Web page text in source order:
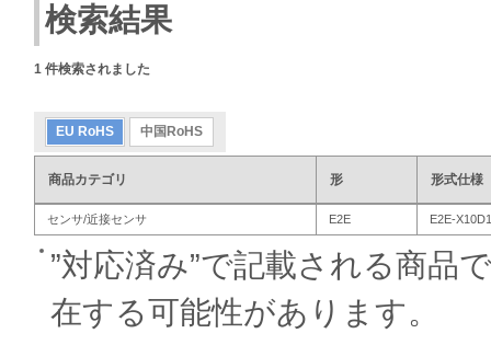
検索結果
1 件検索されました
EU RoHS 中国RoHS
商品カテゴリ 形 形式仕様
センサ/近接センサ E2E E2E-
”対応済み”で記載される商品
在する可能性があります。